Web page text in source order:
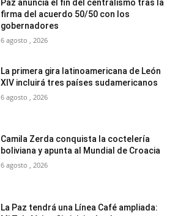
Paz anuncia el fin del centralismo tras la
firma del acuerdo 50/50 con los
gobernadores
6 agosto , 2026
La primera gira latinoamericana de León
XIV incluirá tres países sudamericanos
6 agosto , 2026
Camila Zerda conquista la coctelería
boliviana y apunta al Mundial de Croacia
6 agosto , 2026
La Paz tendrá una Línea Café ampliada: